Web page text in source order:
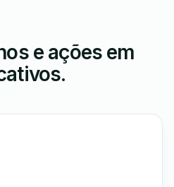
e ações em